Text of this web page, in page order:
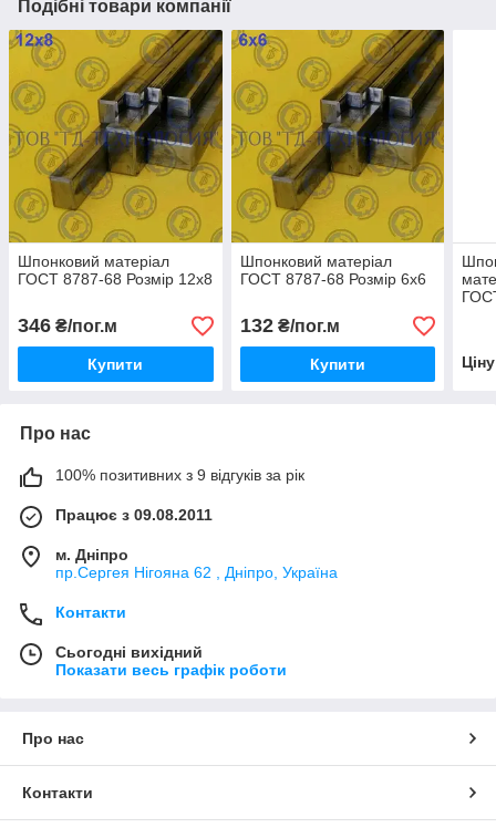
Подібні товари компанії
Шпонковий матеріал
ГОСТ 8787-68 Розмір 12х8
346 ₴/пог.м
Купити
Шпонковий матеріал
ГОСТ 8787-68 Розмір 6х6
132₴/пог.м
Купити
Про нас
100% позитивних з 9 відгуків за рік
Працює з 09.08.2011
м. Дніпро
пр.Сергея Нігояна 62 , Дніпро, Україна
Контакти
Сьогодні вихідний
Показати весь графік роботи
Про нас
Контакти